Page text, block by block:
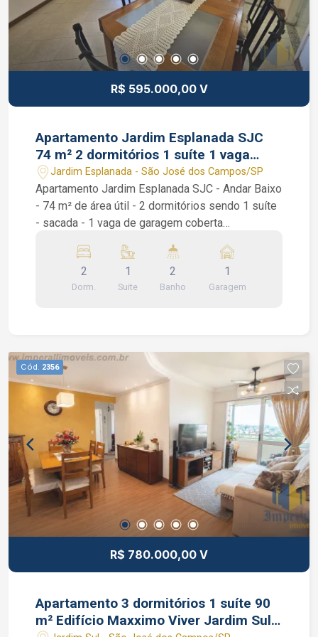
R$ 595.000,00 V
Apartamento Jardim Esplanada SJC
74 m² 2 dormitórios 1 suíte 1 vaga
garagem coberta
Jardim Esplanada - São José dos Campos/SP
Apartamento Jardim Esplanada SJC - Andar Baixo
- 74 m² de área útil - 2 dormitórios sendo 1 suíte
- sacada - 1 vaga de garagem coberta
dormitórios sendo 1 suíte com armário planejado,
sala de 2 ambientes com sacada, banheiro social,
lavabo, área de serviço e uma cozinha repleta de
CRECI 234.934 Whatsapp (12) 99668-3140
2
Dorm.
1
Suite
2
Banho
1
Garagem
Cód. 2356
R$ 780.000,00 V
Apartamento 3 dormitórios 1 suíte 90
m² Edifício Maxximo Viver Jardim Sul